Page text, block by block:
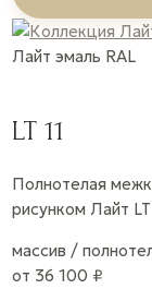
Лайт эмаль RAL
LT 11
Полнотелая
рисунком Лайт
массив /
от 36 100 ₽